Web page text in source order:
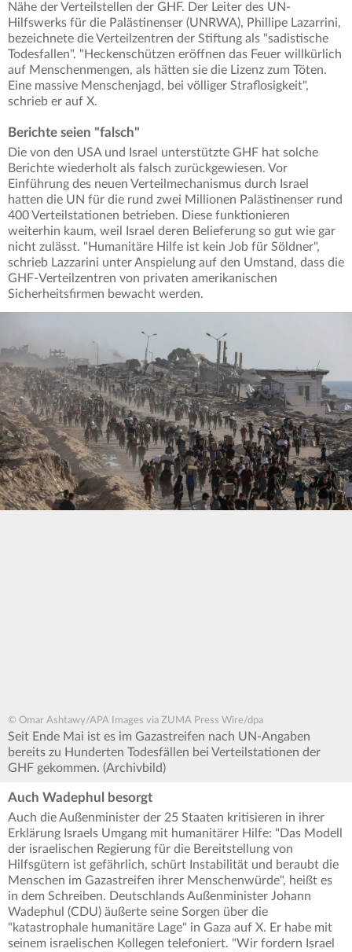
Nähe der Verteilstellen der GHF. Der Leiter des UN-
Hilfswerks für die Palästinenser (UNRWA), Phillipe Lazarrini,
bezeichnete die Verteilzentren der Stiftung als "sadistische
Todesfallen". "Heckenschützen eröffnen das Feuer willkürlich
auf Menschenmengen, als hätten sie die Lizenz zum Töten.
Eine massive Menschenjagd, bei völliger Straflosigkeit",
schrieb er auf X.
Berichte seien "falsch"
Die von den USA und Israel unterstützte GHF hat solche
Berichte wiederholt als falsch zurückgewiesen. Vor
Einführung des neuen Verteilmechanismus durch Israel
hatten die UN für die rund zwei Millionen Palästinenser rund
400 Verteilstationen betrieben. Diese funktionieren
weiterhin kaum, weil Israel deren Belieferung so gut wie gar
nicht zulässt. "Humanitäre Hilfe ist kein Job für Söldner",
schrieb Lazzarini unter Anspielung auf den Umstand, dass die
GHF-Verteilzentren von privaten amerikanischen
Sicherheitsfirmen bewacht werden.
© Omar Ashtawy/APA Images via ZUMA Press Wire/dpa
Seit Ende Mai ist es im Gazastreifen nach UN-Angaben
bereits zu Hunderten Todesfällen bei Verteilstationen der
GHF gekommen. (Archivbild)
Auch Wadephul besorgt
Auch die Außenminister der 25 Staaten kritisieren in ihrer
Erklärung Israels Umgang mit humanitärer Hilfe: "Das Modell
der israelischen Regierung für die Bereitstellung von
Hilfsgütern ist gefährlich, schürt Instabilität und beraubt die
Menschen im Gazastreifen ihrer Menschenwürde", heißt es
in dem Schreiben. Deutschlands Außenminister Johann
Wadephul (CDU) äußerte seine Sorgen über die
"katastrophale humanitäre Lage" in Gaza auf X. Er habe mit
seinem israelischen Kollegen telefoniert. "Wir fordern Israel